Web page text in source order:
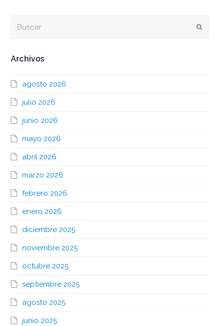
Archivos
agosto 2026
julio 2026
junio 2026
mayo 2026
abril 2026
marzo 2026
febrero 2026
enero 2026
diciembre 2025
noviembre 2025
octubre 2025
septiembre 2025
agosto 2025
junio 2025